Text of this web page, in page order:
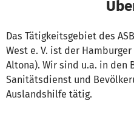
Das Tätigkeitsgebiet des
West e. V. ist der
Altona). Wir sind u.a. in den
Sanitätsdienst und
Auslandshilfe tätig.